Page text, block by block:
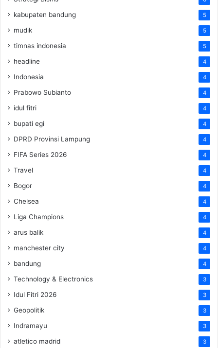
kabupaten bandung 5
mudik 5
timnas indonesia 5
headline 4
Indonesia 4
Prabowo Subianto 4
idul fitri 4
bupati egi 4
DPRD Provinsi Lampung 4
FIFA Series 2026 4
Travel 4
Bogor 4
Chelsea 4
Liga Champions 4
arus balik 4
manchester city 4
bandung 4
Technology & Electronics 3
Idul Fitri 2026 3
Geopolitik 3
Indramayu 3
atletico madrid 3